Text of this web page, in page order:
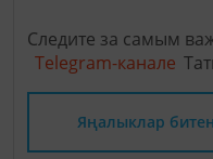
Следите за самым
Telegram-канале
Яңалыклар